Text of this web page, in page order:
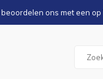
ons met een op